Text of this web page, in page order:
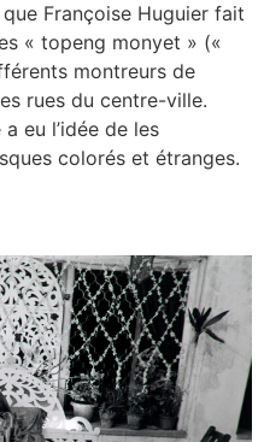
Françoise Huguier fait
« topeng monyet » («
montreurs de
rues du centre-ville.
eu l’idée de les
colorés et étranges.